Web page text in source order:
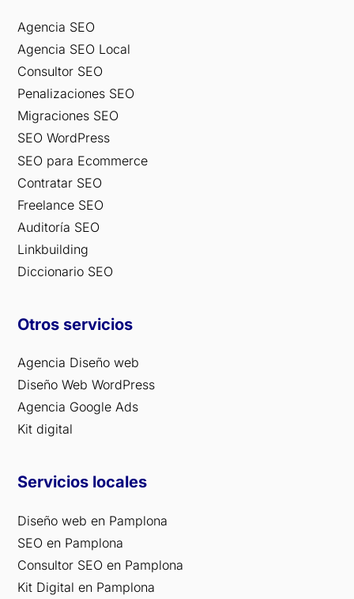
Agencia SEO
Agencia SEO Local
Consultor SEO
Penalizaciones SEO
Migraciones SEO
SEO WordPress
SEO para Ecommerce
Contratar SEO
Freelance SEO
Auditoría SEO
Linkbuilding
Diccionario SEO
Otros servicios
Agencia Diseño web
Diseño Web WordPress
Agencia Google Ads
Kit digital
Servicios locales
Diseño web en Pamplona
SEO en Pamplona
Consultor SEO en Pamplona
Kit Digital en Pamplona